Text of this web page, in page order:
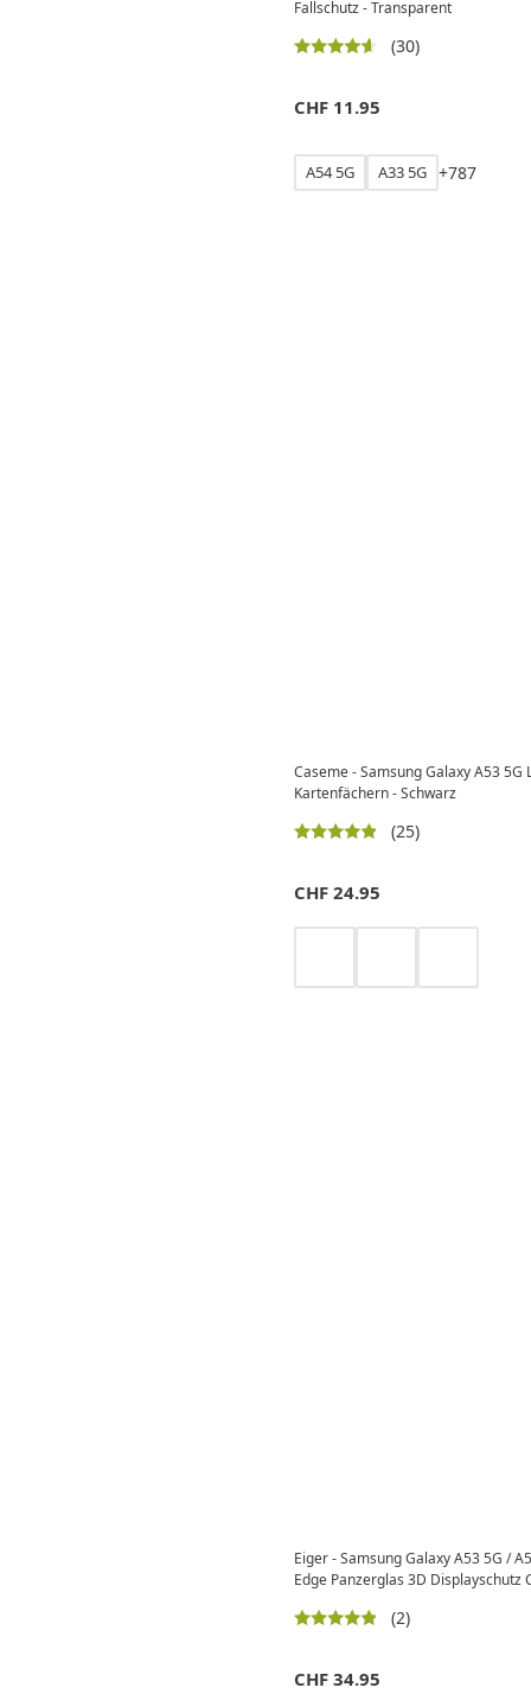
Fallschutz - Transparent
(30)
CHF 11.95
A54 5G A33 5G +787
Caseme - Samsung Galaxy A53
Kartenfächern - Schwarz
(25)
CHF 24.95
Eiger - Samsung Galaxy A53 5G /
Edge Panzerglas 3D Displayschutz
(2)
CHF 34.95